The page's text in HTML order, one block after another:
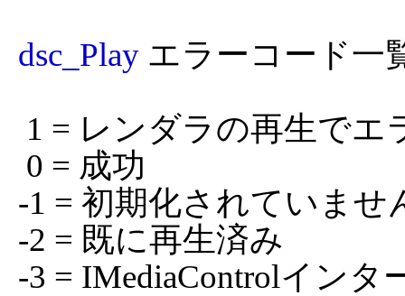
dsc_Play エラーコード一
-1 = 初期化されていませ
-2 = 既に再生済み
-3 = IMediaControlイン